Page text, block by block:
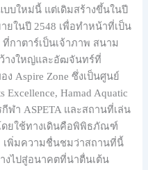
บใหม่นี้ แต่เดิมสร้างขึ้นในปี
ยในปี 2548 เพื่อทำหน้าที่เป็น
กาตาร์เป็นเจ้าภาพ สนาม
างใหญ่และอัฒจันทร์ที่
Aspire Zone ซึ่งเป็นศูนย์
Excellence, Hamad Aquatic
ฬา ASPETA และสถานที่เล่น
ยใช้ทางเดินคือพิพิธภัณฑ์
เพิ่มความชื่นชมว่าสถานที่นี้
ไปสู่อนาคตที่น่าตื่นเต้น